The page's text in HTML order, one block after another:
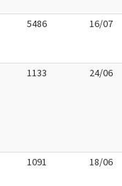
5486 16/07
1133 24/06
1091 18/06